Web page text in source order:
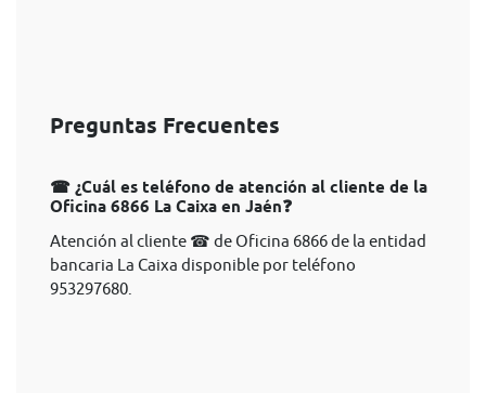
Preguntas Frecuentes
☎ ¿Cuál es teléfono de atención al cliente de la
Oficina 6866 La Caixa en Jaén❓
Atención al cliente ☎ de Oficina 6866 de la entidad
bancaria La Caixa disponible por teléfono
953297680.